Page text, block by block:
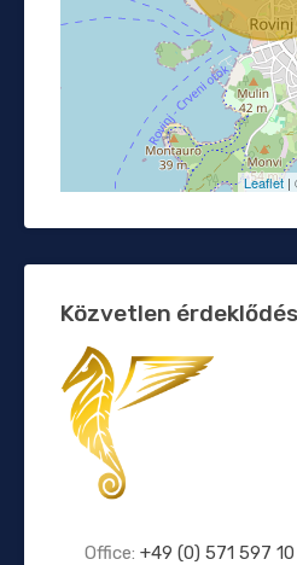
Leaflet |
Közvetlen
Office: +49 (0) 571 597